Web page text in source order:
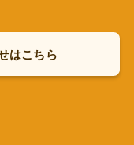
はこちら